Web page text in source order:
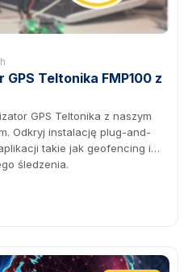
Teltonika FMP100 z
GPS Teltonika z naszym
Odkryj instalację plug-and-
takie jak geofencing i
śledzenia.